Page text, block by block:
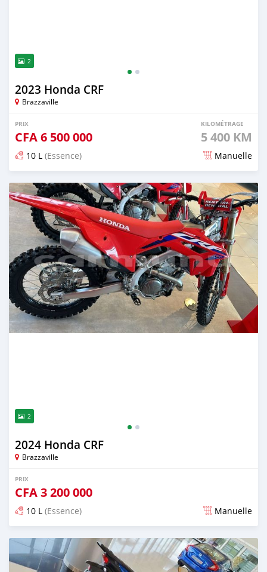
2
2023 Honda CRF
Brazzaville
PRIX
CFA6 500 000
KILOMÉTRAGE
5 400 KM
10 L (Essence) Manuelle
Publié il y a plus de 2 ans
2
2024 Honda CRF
Brazzaville
PRIX
CFA3 200 000
10 L (Essence) Manuelle
Publié il y a plus de 2 ans